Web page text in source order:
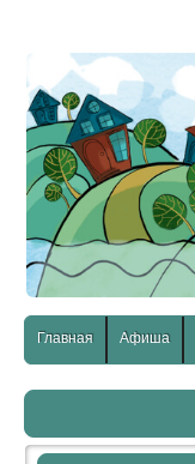
Главная Афиша